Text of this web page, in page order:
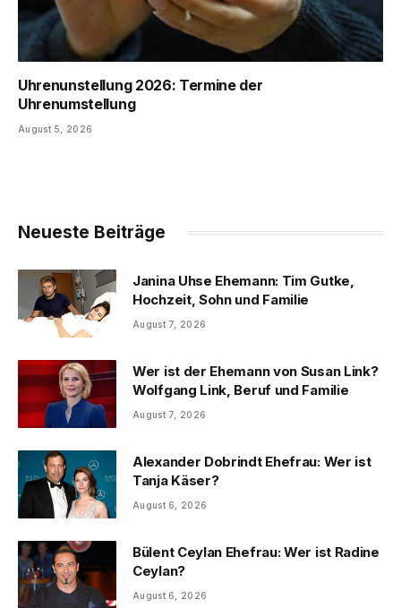
Uhrenunstellung 2026: Termine der
Uhrenumstellung
August 5, 2026
Neueste Beiträge
Janina Uhse Ehemann: Tim Gutke,
Hochzeit, Sohn und Familie
August 7, 2026
Wer ist der Ehemann von Susan Link?
Wolfgang Link, Beruf und Familie
August 7, 2026
Alexander Dobrindt Ehefrau: Wer ist
Tanja Käser?
August 6, 2026
Bülent Ceylan Ehefrau: Wer ist Radine
Ceylan?
August 6, 2026